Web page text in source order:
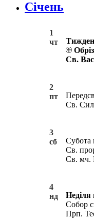
Січень
1
чт
Св.
2
пт
Св.
3
сб
Субота
Св.
Св. мч.
4
нд
Неділя
Собор
Прп.